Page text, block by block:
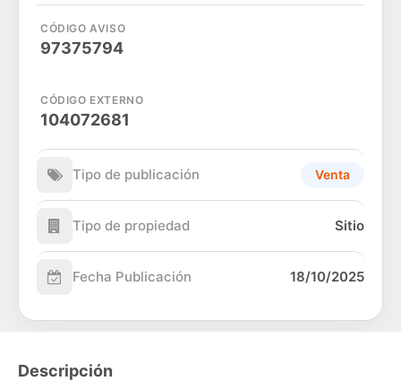
CÓDIGO AVISO
97375794
CÓDIGO EXTERNO
104072681
Tipo de publicación Venta
Tipo de propiedad Sitio
Fecha Publicación 18/10/2025
Descripción